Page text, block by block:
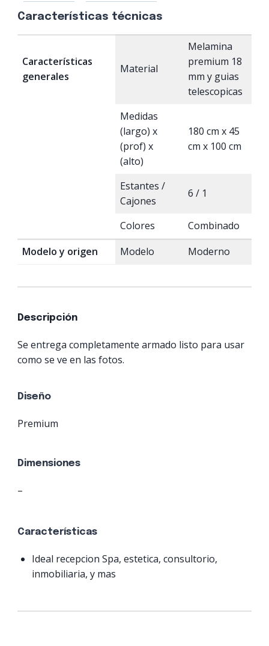
Características técnicas
Características
generales
Material
Melamina
premium 18
mm y guias
telescopicas
Medidas
(largo) x
(prof) x
(alto)
180 cm x 45
cm x 100 cm
Estantes /
Cajones
6 / 1
Colores
Combinado
Modelo y origen
Modelo Moderno
Descripción
Se entrega completamente armado listo para usar
como se ve en las fotos.
Diseño
Premium
Dimensiones
–
Características
Ideal recepcion Spa, estetica, consultorio,
inmobiliaria, y mas